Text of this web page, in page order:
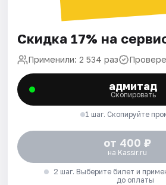
Скидка 17% на
Применили: 2 534 раз
адмитад
Скопировать
1 шаг. Скопируйте
от 400 ₽
на Kassir.ru
2 шаг. Выберите билет и
до оплаты